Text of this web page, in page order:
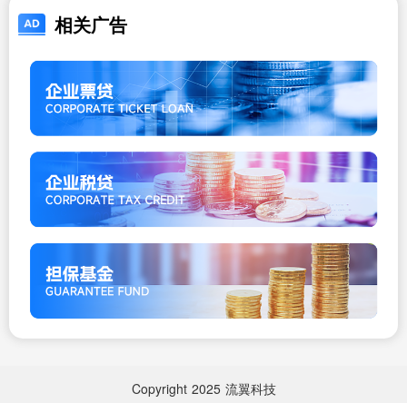
相关广告
Copyright 2025 流翼科技